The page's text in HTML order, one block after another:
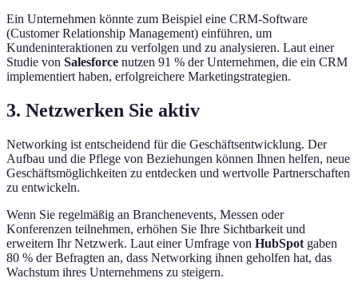
Ein Unternehmen könnte zum Beispiel eine CRM-Software
(Customer Relationship Management) einführen, um
Kundeninteraktionen zu verfolgen und zu analysieren. Laut einer
Studie von Salesforce nutzen 91 % der Unternehmen, die ein CRM
implementiert haben, erfolgreichere Marketingstrategien.
3. Netzwerken Sie aktiv
Networking ist entscheidend für die Geschäftsentwicklung. Der
Aufbau und die Pflege von Beziehungen können Ihnen helfen, neue
Geschäftsmöglichkeiten zu entdecken und wertvolle Partnerschaften
zu entwickeln.
Wenn Sie regelmäßig an Branchenevents, Messen oder
Konferenzen teilnehmen, erhöhen Sie Ihre Sichtbarkeit und
erweitern Ihr Netzwerk. Laut einer Umfrage von HubSpot gaben
80 % der Befragten an, dass Networking ihnen geholfen hat, das
Wachstum ihres Unternehmens zu steigern.